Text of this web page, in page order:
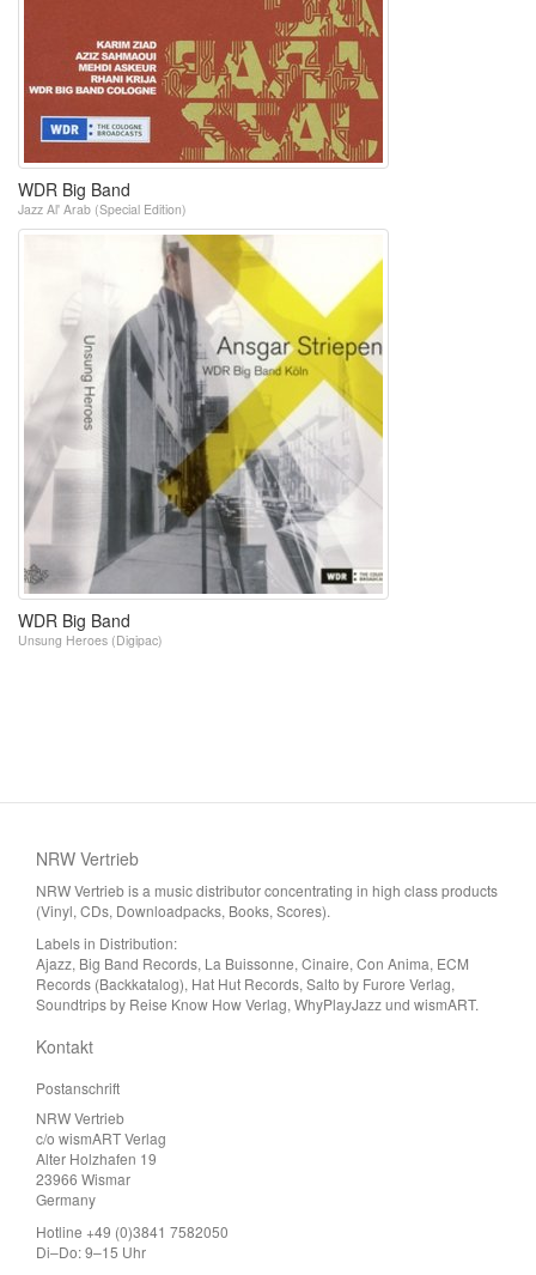
WDR Big Band
Jazz Al' Arab (Special Edition)
WDR Big Band
Unsung Heroes (Digipac)
NRW Vertrieb
NRW Vertrieb is a music distributor concentrating in high class products
(Vinyl, CDs, Downloadpacks, Books, Scores).
Labels in Distribution:
Ajazz, Big Band Records, La Buissonne, Cinaire, Con Anima, ECM
Records (Backkatalog), Hat Hut Records, Salto by Furore Verlag,
Soundtrips by Reise Know How Verlag, WhyPlayJazz und wismART.
Kontakt
Postanschrift
NRW Vertrieb
c/o wismART Verlag
Alter Holzhafen 19
23966 Wismar
Germany
Hotline +49 (0)3841 7582050
Di–Do: 9–15 Uhr